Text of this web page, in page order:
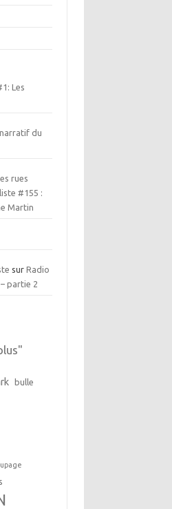
Les
du
rues
#155 :
Martin
surRadio
partie 2
bulle